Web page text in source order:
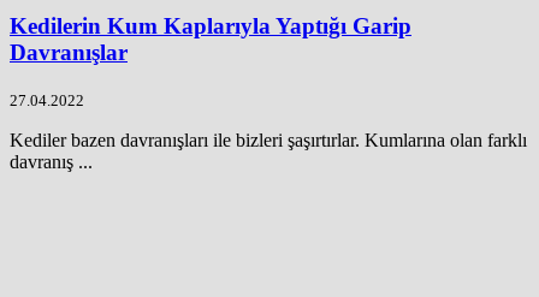
Kedilerin Kum Kaplarıyla Yaptığı Garip
Davranışlar
27.04.2022
Kediler bazen davranışları ile bizleri şaşırtırlar. Kumlarına olan farklı
davranış ...